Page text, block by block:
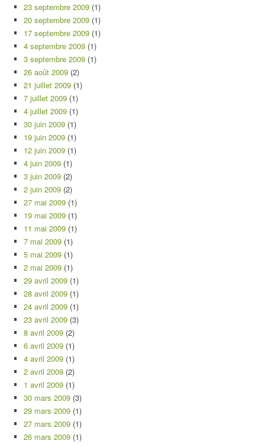
23 septembre 2009 (1)
20 septembre 2009 (1)
17 septembre 2009 (1)
4 septembre 2009 (1)
3 septembre 2009 (1)
26 août 2009 (2)
21 juillet 2009 (1)
7 juillet 2009 (1)
4 juillet 2009 (1)
30 juin 2009 (1)
19 juin 2009 (1)
12 juin 2009 (1)
4 juin 2009 (1)
3 juin 2009 (2)
2 juin 2009 (2)
27 mai 2009 (1)
19 mai 2009 (1)
11 mai 2009 (1)
7 mai 2009 (1)
5 mai 2009 (1)
2 mai 2009 (1)
29 avril 2009 (1)
28 avril 2009 (1)
24 avril 2009 (1)
23 avril 2009 (3)
8 avril 2009 (2)
6 avril 2009 (1)
4 avril 2009 (1)
2 avril 2009 (2)
1 avril 2009 (1)
30 mars 2009 (3)
29 mars 2009 (1)
27 mars 2009 (1)
26 mars 2009 (1)